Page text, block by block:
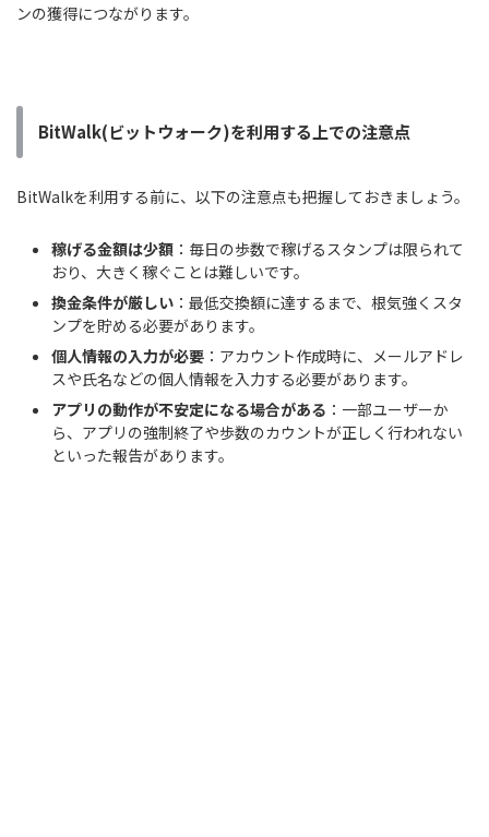
ンの獲得につながります。
BitWalk(ビットウォーク)を利用する上での注意点
BitWalkを利用する前に、以下の注意点も把握しておきましょう。
稼げる金額は少額 ：毎日の歩数で稼げるスタンプは限られて
おり、大きく稼ぐことは難しいです。
換金条件が厳しい ：最低交換額に達するまで、根気強くスタ
ンプを貯める必要があります。
個人情報の入力が必要 ：アカウント作成時に、メールアドレ
スや氏名などの個人情報を入力する必要があります。
アプリの動作が不安定になる場合がある ：一部ユーザーか
ら、アプリの強制終了や歩数のカウントが正しく行われない
といった報告があります。